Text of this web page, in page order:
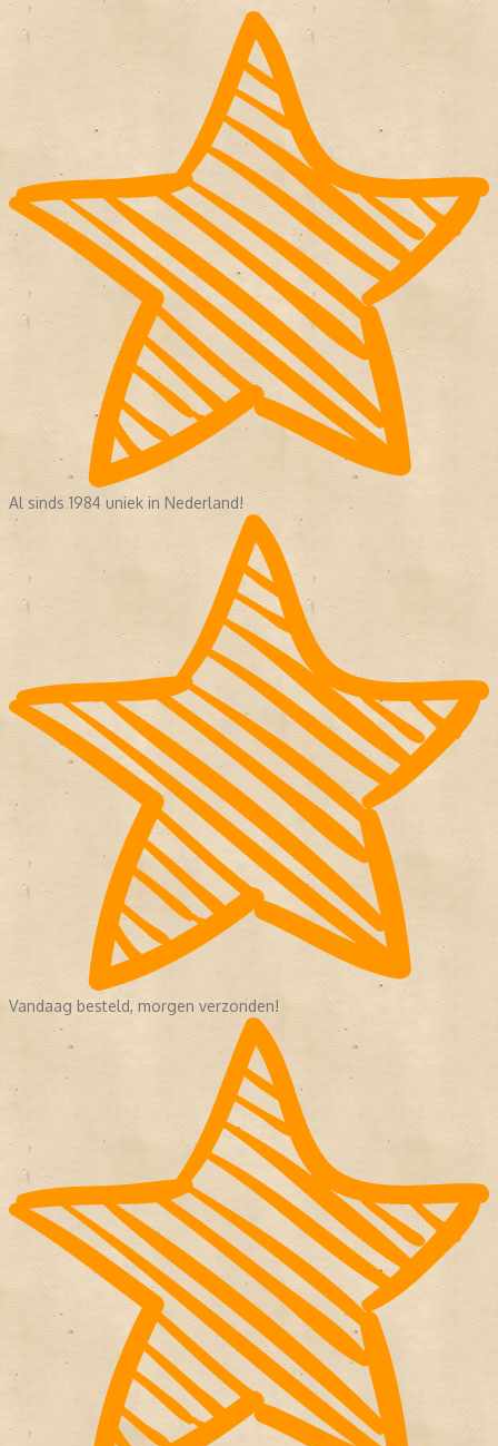
Al sinds 1984 uniek in Nederland!
Vandaag besteld, morgen verzonden!